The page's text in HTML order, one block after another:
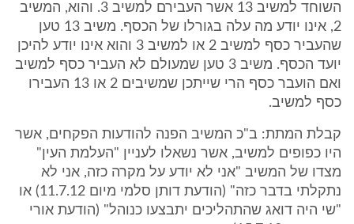
השוחד למשיב 13 אשר העבירם למשיב 3. והוא, המשיב
2, אינו יודע מה עלה בגורלו של הכסף. משיב 13 טען
שהעביר כסף למשיב 2 או למשיב 3 והוא אינו יודע להיכן
יועד הכסף. משיב 3 טען שמעולם לא העביר כסף למשיב
ואם הועבר כסף הרי שייתכן שמשיבים 2 או 13 העבירו
כסף למשיב.
קבלת המתת: ב"כ המשיב הפנה להודעות הפקחים, אשר
היו כפופים למשיב, אשר נשאלו לעניין "העלמת העין"
מצדו של המשיב "אני לא יודע על מקרה כזה, אני לא
נתקלתי בדבר כזה" (הודעת דותן סלמי מיום 11.7.12) או
"שי היה דואג שהתהליכים יתבצעו כנוהל" (הודעת אורי